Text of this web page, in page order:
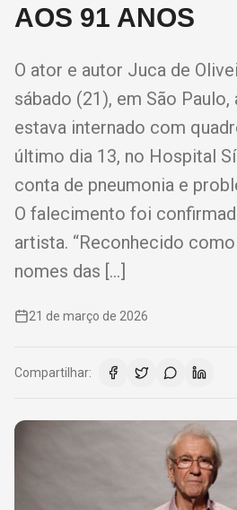
AOS 91 ANOS
O ator e autor Juca de
sábado (21), em São Paulo,
estava internado com
último dia 13, no Hospital
conta de pneumonia e
O falecimento foi
artista. “Reconhecido
nomes das […]
21 de março de 2026
Compartilhar: